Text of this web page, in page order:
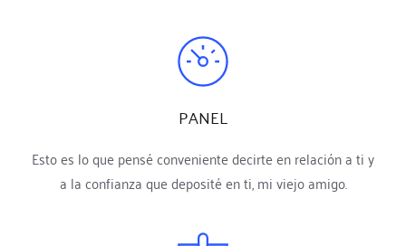
PANEL
Esto es lo que pensé conveniente decirte en relación a ti y
a la confianza que deposité en ti, mi viejo amigo.